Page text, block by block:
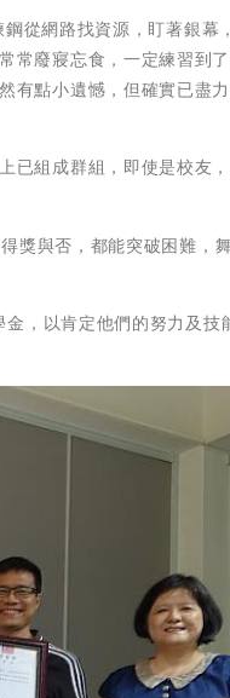
從網路找資源，盯著銀幕
常廢寢忘食，一定練習到
有點小遺憾，但確實已盡
已組成群組，即使是校友
獎與否，都能突破困難，
，以肯定他們的努力及技